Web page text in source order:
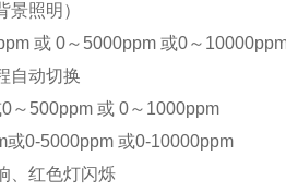
景照明）
或 0～5000ppm 或0～
自动切换
～500ppm 或 0～1000ppm
或0-5000ppm 或0-10000ppm
、红色灯闪烁